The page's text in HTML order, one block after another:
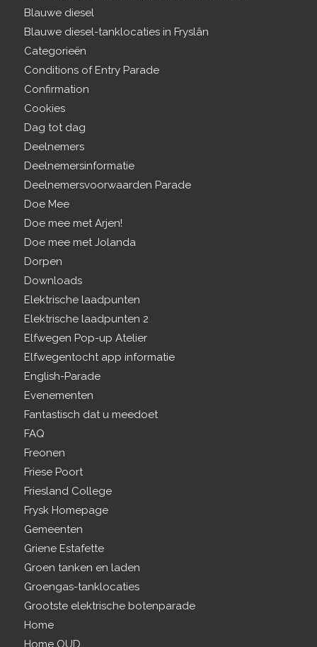
Blauwe diesel
Blauwe diesel-tanklocaties in Fryslân
Categorieën
Conditions of Entry Parade
Confirmation
Cookies
Dag tot dag
Deelnemers
Deelnemersinformatie
Deelnemersvoorwaarden Parade
Doe Mee
Doe mee met Arjen!
Doe mee met Jolanda
Dorpen
Downloads
Elektrische laadpunten
Elektrische laadpunten 2
Elfwegen Pop-up Atelier
Elfwegentocht app informatie
English-Parade
Evenementen
Fantastisch dat u meedoet
FAQ
Freonen
Friese Poort
Friesland College
Frysk Homepage
Gemeenten
Griene Estafette
Groen tanken en laden
Groengas-tanklocaties
Grootste elektrische botenparade
Home
Home OUD